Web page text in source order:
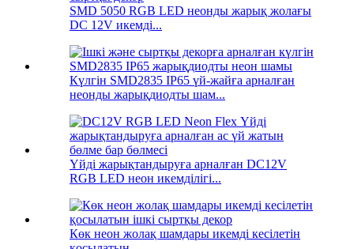
SMD 5050 RGB LED неонды жарық жолағы
DC 12V икемді...
Күлгін SMD2835 IP65 үй-жайға арналған
неонды жарықдиодты шам...
Үйді жарықтандыруға арналған DC12V
RGB LED неон икемділігі...
Көк неон жолақ шамдары икемді кесілетін